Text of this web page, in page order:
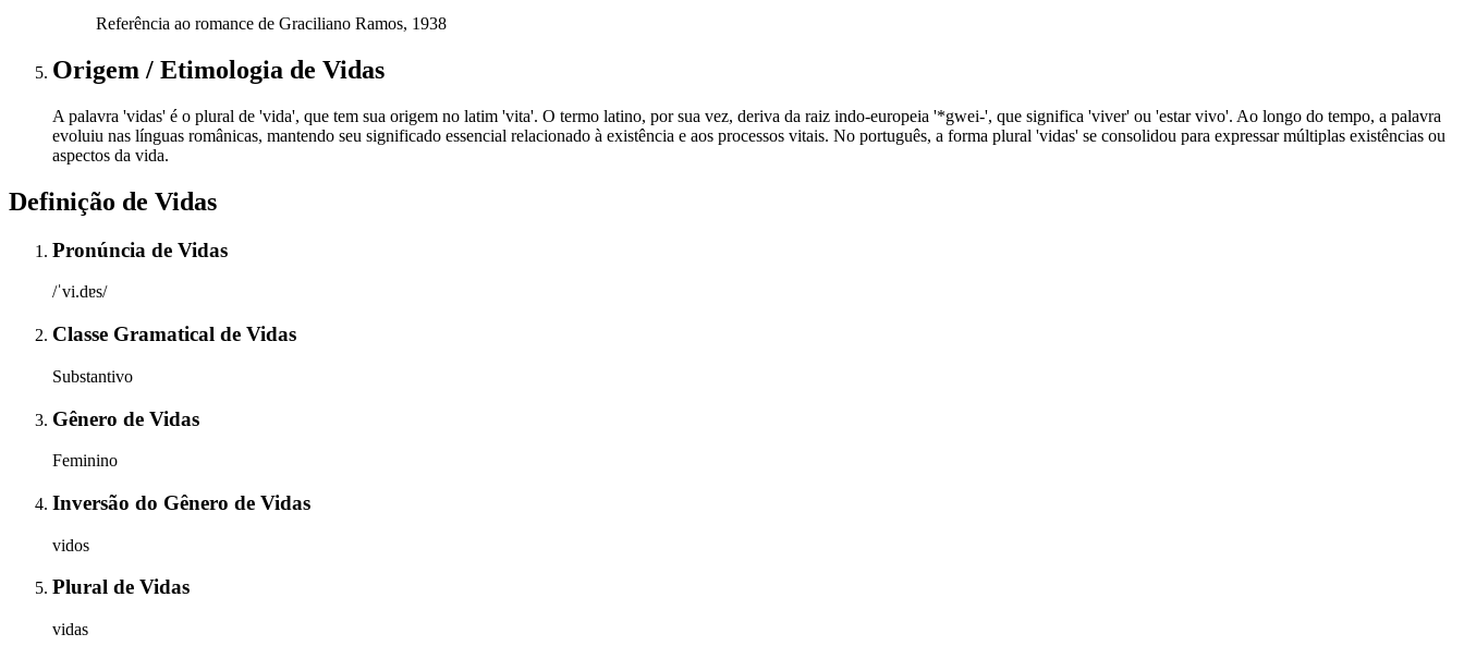
Referência ao romance de Graciliano Ramos, 1938
Origem / Etimologia de Vidas
A palavra 'vidas' é o plural de 'vida', que tem sua origem no latim 'vita'. O termo latino, por sua vez, deriva da raiz indo-europeia '*gwei-', que significa 'viver' ou 'estar vivo'. Ao longo do tempo, a palavra
evoluiu nas línguas românicas, mantendo seu significado essencial relacionado à existência e aos processos vitais. No português, a forma plural 'vidas' se consolidou para expressar múltiplas existências ou
aspectos da vida.
Definição de Vidas
Pronúncia de Vidas
/ˈvi.dɐs/
Classe Gramatical de Vidas
Substantivo
Gênero de Vidas
Feminino
Inversão do Gênero de Vidas
vidos
Plural de Vidas
vidas